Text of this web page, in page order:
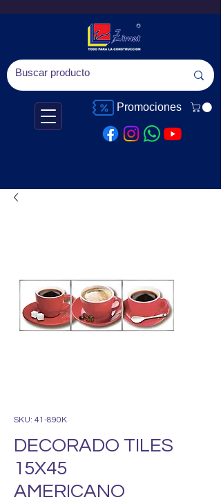
Promociones
SKU: 41-890K
DECORADO TILES
15X45
AMERICANO